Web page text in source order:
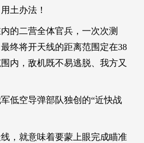
土办法！
的二营全体官兵，一次次测
终将开天线的距离范围定在38
内，敌机既不易逃脱、我方又
低空导弹部队独创的“近快战
，就意味着要蒙上眼完成瞄准